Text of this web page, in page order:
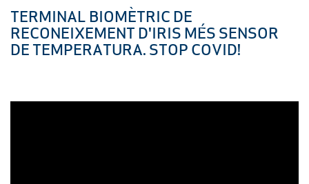
TERMINAL BIOMÈTRIC DE
RECONEIXEMENT D'IRIS MÉS SENSOR
DE TEMPERATURA. STOP COVID!